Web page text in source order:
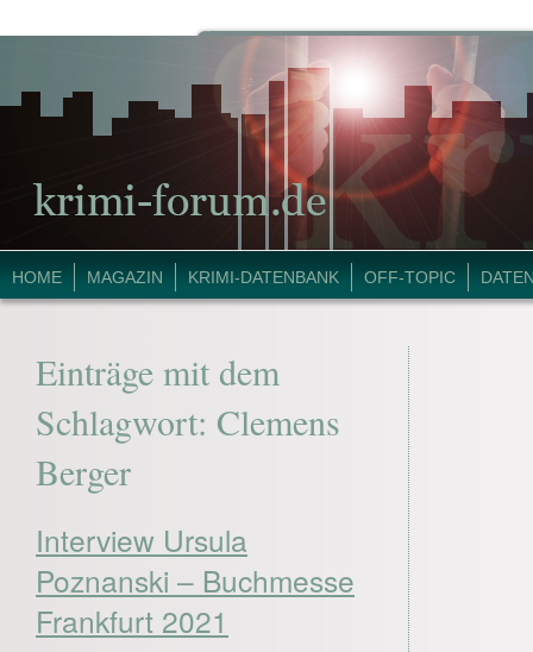
HOME MAGAZIN KRIMI-DATENBANK OFF-TOPIC
Einträge mit dem
Schlagwort: Clemens
Berger
Interview Ursula
Poznanski – Buchmesse
Frankfurt 2021